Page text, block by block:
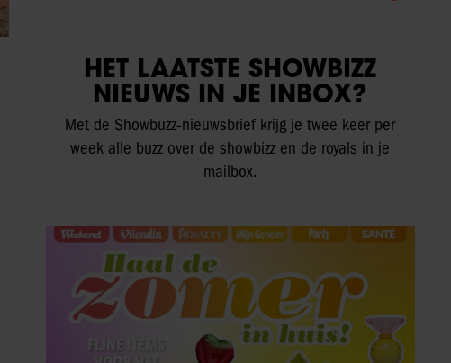
HET LAATSTE SHOWBIZZ
NIEUWS IN JE INBOX?
Met de Showbuzz-nieuwsbrief krijg je twee keer per
week alle buzz over de showbizz en de royals in je
mailbox.